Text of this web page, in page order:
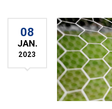
08
JAN.
2023